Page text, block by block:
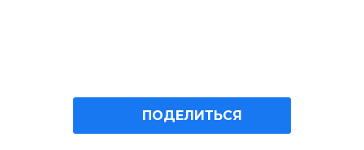
ПОДЕЛИТЬСЯ